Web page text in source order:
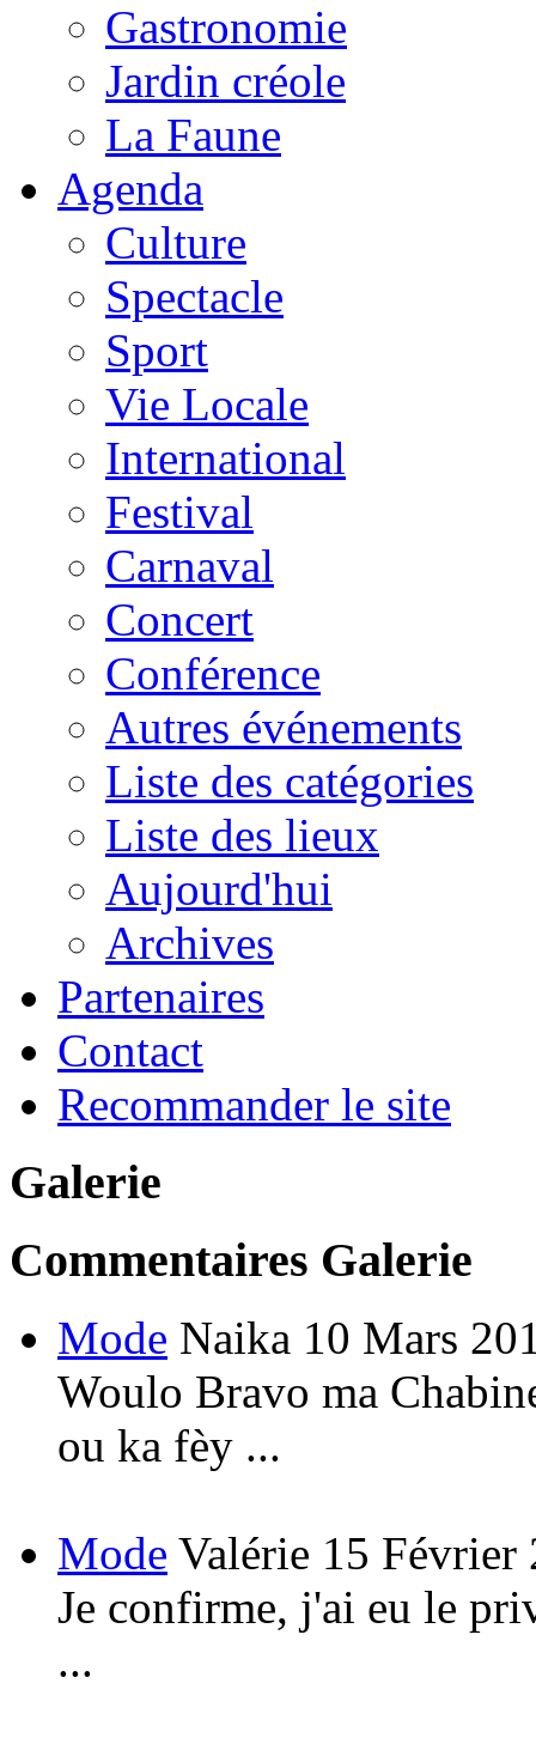
Gastronomie
Jardin créole
La Faune
Agenda
Culture
Spectacle
Sport
Vie Locale
International
Festival
Carnaval
Concert
Conférence
Autres événements
Liste des catégories
Liste des lieux
Aujourd'hui
Archives
Partenaires
Contact
Recommander le site
Galerie
Commentaires Galerie
Mode Naika 10 Mars
Woulo Bravo ma
ou ka fèy ...
Mode Valérie 15 Février
Je confirme, j'ai eu le
...